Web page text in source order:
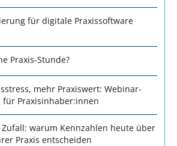
für digitale Praxissoftware
Praxis-Stunde?
mehr Praxiswert: Webinar-
für Praxisinhaber:innen
warum Kennzahlen heute über
Praxis entscheiden